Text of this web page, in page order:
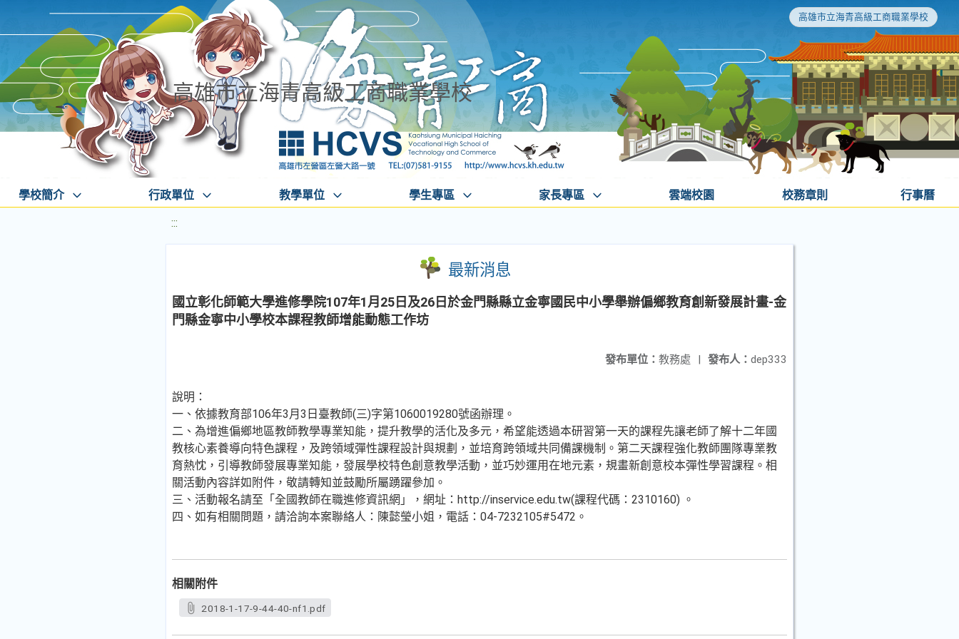
高雄市立海青高級工商職業學校
高雄市立海青高級工商職業學校
學校簡介 行政單位 教學單位 學生專區 家長專區 雲端校園 校務章則 行事曆
:::
最新消息
國立彰化師範大學進修學院107年1月25日及26日於金門縣縣立金寧國民中小學舉辦偏鄉教育創新發展計畫-金
門縣金寧中小學校本課程教師增能動態工作坊
發布人： dep333
發布單位： 教務處 |
說明：
一、依據教育部106年3月3日臺教師(三)字第1060019280號函辦理。
二、為增進偏鄉地區教師教學專業知能，提升教學的活化及多元，希望能透過本研習第一天的課程先讓老師了解十二年國
教核心素養導向特色課程，及跨領域彈性課程設計與規劃，並培育跨領域共同備課機制。第二天課程強化教師團隊專業教
育熱忱，引導教師發展專業知能，發展學校特色創意教學活動，並巧妙運用在地元素，規畫新創意校本彈性學習課程。相
關活動內容詳如附件，敬請轉知並鼓勵所屬踴躍參加。
三、活動報名請至「全國教師在職進修資訊網」，網址：http://inservice.edu.tw(課程代碼：2310160) 。
四、如有相關問題，請洽詢本案聯絡人：陳懿瑩小姐，電話：04-7232105#5472。
相關附件
2018-1-17-9-44-40-nf1.pdf